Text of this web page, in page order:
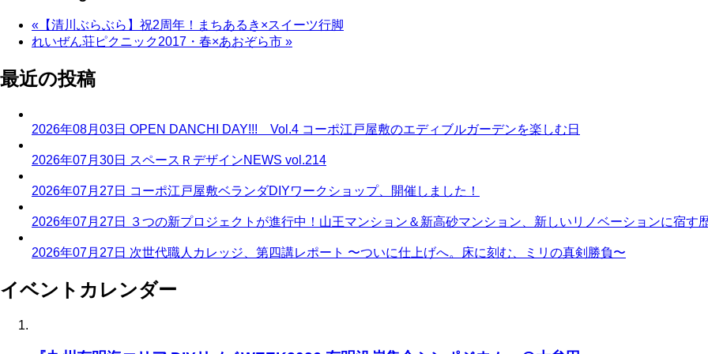
« 【清川ぶらぶら】祝2周年！まちあるき×スイーツ行脚
れいぜん荘ピクニック2017・春×あおぞら市 »
最近の投稿
2026年08月03日 OPEN DANCHI DAY!!! Vol.4 コーポ江戸屋敷のエディブルガーデンを楽しむ日
2026年07月30日 スペースＲデザインNEWS vol.214
2026年07月27日 コーポ江戸屋敷ベランダDIYワークショップ、開催しました！
2026年07月27日 ３つの新プロジェクトが進行中！山王マンション＆新高砂マンション、新しいリノベーションに宿す
2026年07月27日 次世代職人カレッジ、第四講レポート 〜ついに仕上げへ。床に刻む、ミリの真剣勝負〜
イベントカレンダー